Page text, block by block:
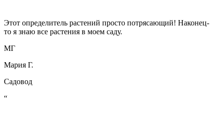
Этот определитель растений просто потрясающий! Наконец-
то я знаю все растения в моем саду.
МГ
Мария Г.
Садовод
“